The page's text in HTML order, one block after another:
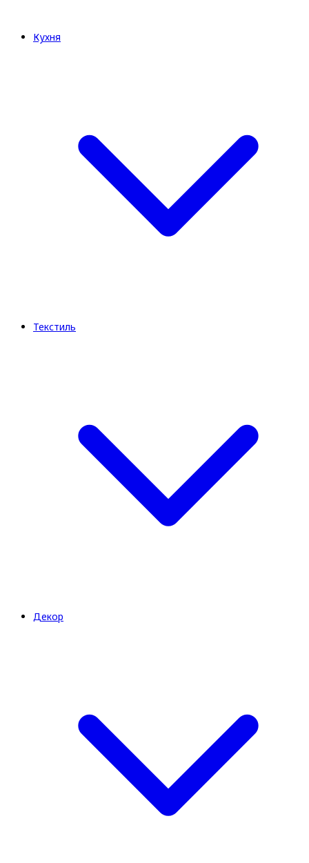
Кухня
Текстиль
Декор